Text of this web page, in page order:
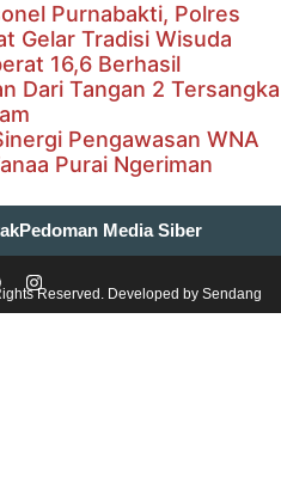
Purnabakti, Polres
Gelar Tradisi Wisuda
16,6 Berhasil
Dari Tangan 2 Tersangka
Pengawasan WNA
Purai Ngeriman
Pedoman Media Siber
Reserved. Developed by Sendang